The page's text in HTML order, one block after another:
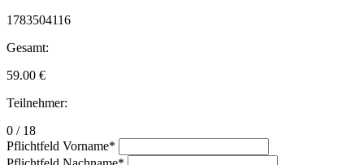
1783504116
Gesamt:
59.00 €
Teilnehmer:
0 / 18
Pflichtfeld Vorname*